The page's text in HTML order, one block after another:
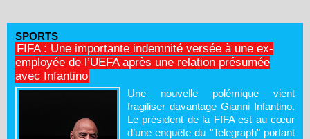
SPORTS
FIFA : Une importante indemnité versée à une ex-
employée de l’UEFA après une relation présumée
avec Infantino
Une nouvelle polémique vient
fragiliser davantage Gianni Infantino.
Le président de la FIFA est au cœur
d’une enquête du "Telegraph" portant